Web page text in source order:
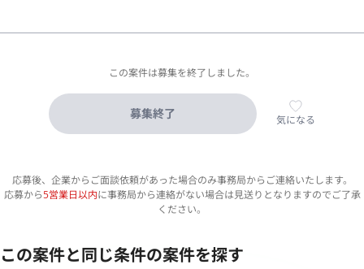
この案件は募集を終了しました。
募集終了 気になる
応募後、企業からご面談依頼があった場合のみ事務局からご連絡いたします。
応募から5営業日以内に事務局から連絡がない場合は見送りとなりますのでご了承
ください。
この案件と同じ条件の案件を探す